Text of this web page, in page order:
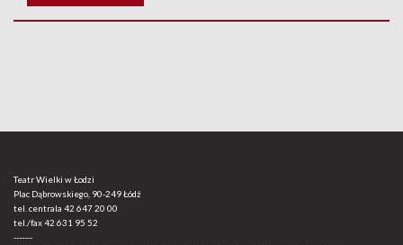
Teatr Wielki w Łodzi
Plac Dąbrowskiego, 90-249 Łódź
tel. centrala 42 647 20 00
tel./fax42 631 95 52
-------